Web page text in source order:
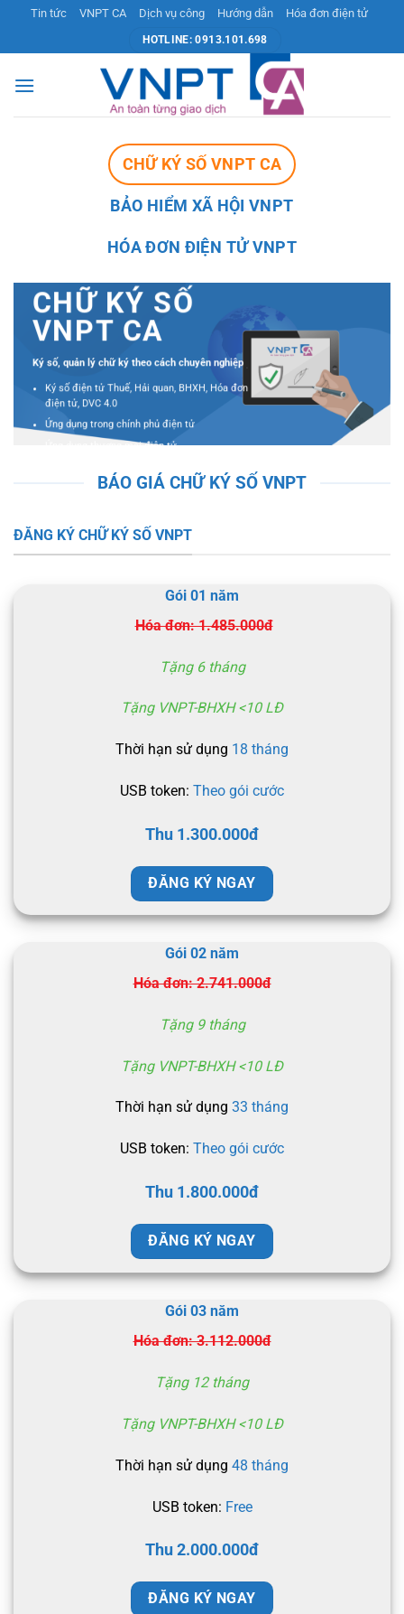
nội
dung
Tin tức VNPT CA Dịch vụ công Hướng dẫn Hóa đơn điện tử
HOTLINE: 0913.101.698
CHỮ KÝ SỐ VNPT CA
BẢO HIỂM XÃ HỘI VNPT
HÓA ĐƠN ĐIỆN TỬ VNPT
CHỮ KÝ SỐ
VNPT CA
Ký số, quản lý chữ ký theo cách chuyên nghiệp
Ký số điện tử Thuế, Hải quan, BHXH, Hóa đơn
điện tử, DVC 4.0
Ứng dụng trong chính phủ điện tử
Ứng dụng thương mại điện tử
HOTLINE: 0913.101.698
BÁO GIÁ CHỮ KÝ SỐ VNPT
ĐĂNG KÝ CHỮ KÝ SỐ VNPT
Gói 01 năm
Hóa đơn: 1.485.000đ
Tặng 6 tháng
Tặng VNPT-BHXH <10 LĐ
Thời hạn sử dụng 18 tháng
USB token: Theo gói cước
Thu 1.300.000đ
ĐĂNG KÝ NGAY
Gói 02 năm
Hóa đơn: 2.741.000đ
Tặng 9 tháng
Tặng VNPT-BHXH <10 LĐ
Thời hạn sử dụng 33 tháng
USB token: Theo gói cước
Thu 1.800.000đ
ĐĂNG KÝ NGAY
Gói 03 năm
Hóa đơn: 3.112.000đ
Tặng 12 tháng
Tặng VNPT-BHXH <10 LĐ
Thời hạn sử dụng 48 tháng
USB token: Free
Thu 2.000.000đ
ĐĂNG KÝ NGAY